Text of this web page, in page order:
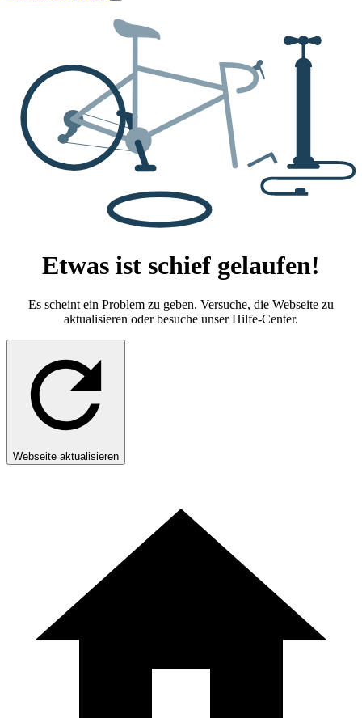
Etwas ist schief gelaufen!
Es scheint ein Problem zu geben. Versuche, die Webseite zu
aktualisieren oder besuche unser Hilfe-Center.
Webseite aktualisieren